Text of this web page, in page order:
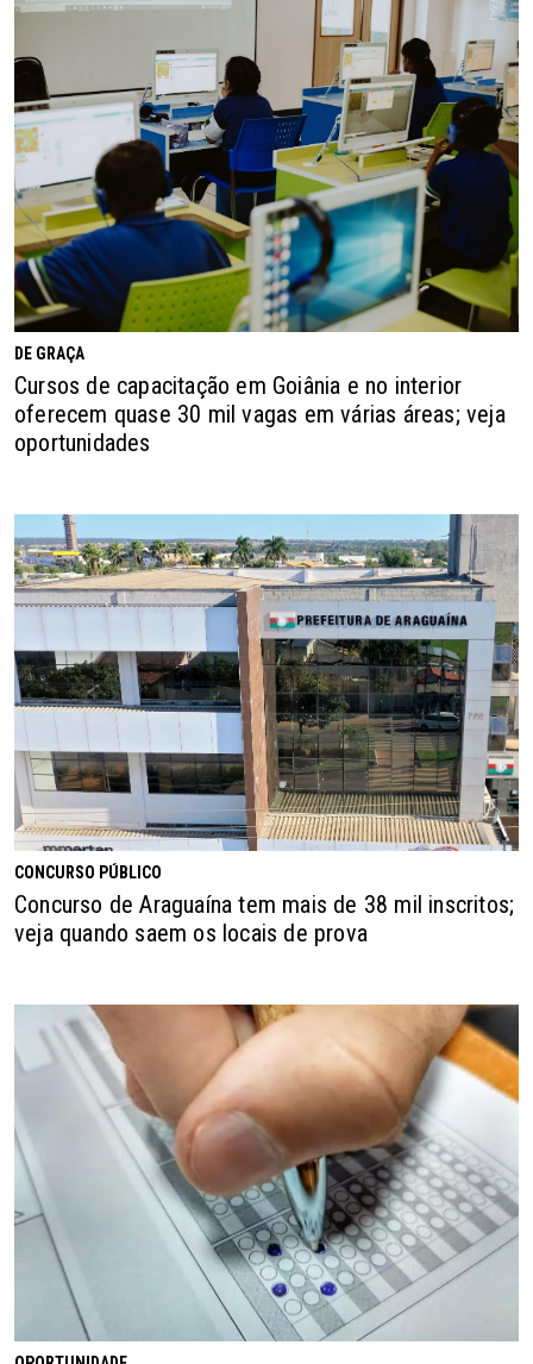
DE GRAÇA
Cursos de capacitação em Goiânia e no interior
oferecem quase 30 mil vagas em várias áreas; veja
oportunidades
CONCURSO PÚBLICO
Concurso de Araguaína tem mais de 38 mil inscritos;
veja quando saem os locais de prova